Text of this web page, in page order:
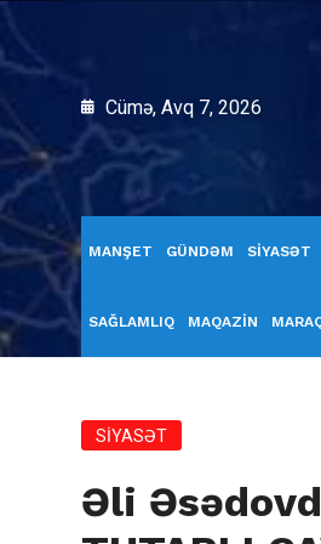
Cümə, Avq 7, 2026
MANŞET GÜNDƏM SİYASƏT
SAĞLAMLIQ MAQAZİN
SİYASƏT
Əli